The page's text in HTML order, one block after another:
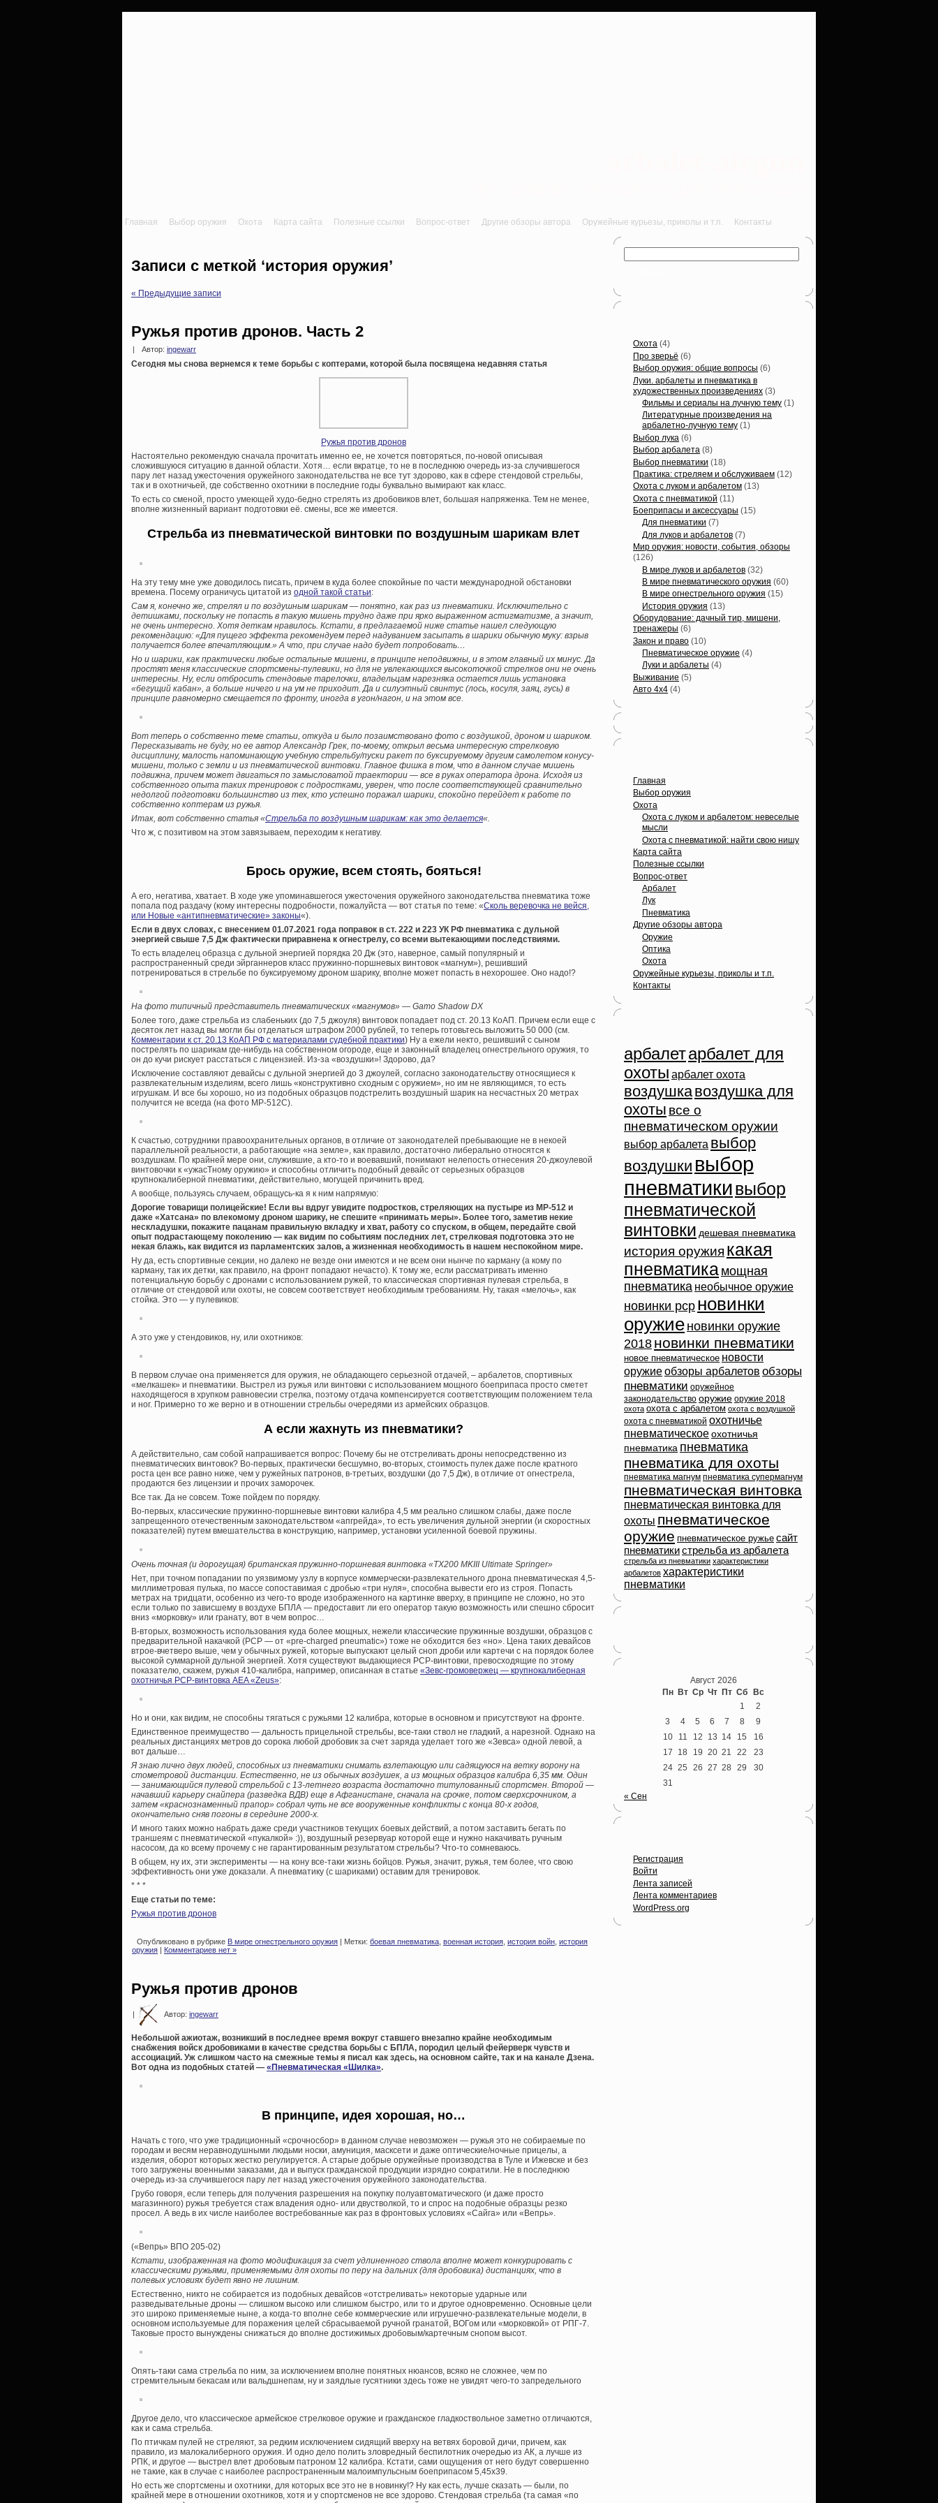
Главная Выбор оружия Охота Карта сайта Полезные ссылки Вопрос-ответ Другие обзоры автора Оружейные курьезы, приколы и т.п. Контакты
Записи с меткой ‘история оружия’
« Предыдущие записи
Ружья против дронов. Часть 2
Автор: ingewarr
Сегодня мы снова вернемся к теме борьбы с коптерами, которой была посвящена недавняя статья
Ружья против дронов
Настоятельно рекомендую сначала прочитать именно ее, не хочется повторяться, по-новой описывая
сложившуюся ситуацию в данной области. Хотя… если вкратце, то не в последнюю очередь из-за случившегося
пару лет назад ужесточения оружейного законодательства не все тут здорово, как в сфере стендовой стрельбы,
так и в охотничьей, где собственно охотники в последние годы буквально вымирают как класс.
То есть со сменой, просто умеющей худо-бедно стрелять из дробовиков влет, большая напряженка. Тем не менее,
вполне жизненный вариант подготовки её. смены, все же имеется.
Стрельба из пневматической винтовки по воздушным шарикам влет
На эту тему мне уже доводилось писать, причем в куда более спокойные по части международной обстановки
времена. Посему ограничусь цитатой из одной такой статьи:
Сам я, конечно же, стрелял и по воздушным шарикам — понятно, как раз из пневматики. Исключительно с
детишками, поскольку не попасть в такую мишень трудно даже при ярко выраженном астигматизме, а значит,
не очень интересно. Хотя деткам нравилось. Кстати, в предлагаемой ниже статье нашел следующую
рекомендацию: «Для пущего эффекта рекомендуем перед надуванием засыпать в шарики обычную муку: взрыв
получается более впечатляющим.» А что, при случае надо будет попробовать…
Но и шарики, как практически любые остальные мишени, в принципе неподвижны, и в этом главный их минус. Да
простят меня классические спортсмены-пулевики, но для не увлекающихся высокоточкой стрелков они не очень
интересны. Ну, если отбросить стендовые тарелочки, владельцам нарезняка остается лишь установка
«бегущий кабан», а больше ничего и на ум не приходит. Да и силуэтный свинтус (лось, косуля, заяц, гусь) в
принципе равномерно смещается по фронту, иногда в угон/нагон, и на этом все.
Вот теперь о собственно теме статьи, откуда и было позаимствовано фото с воздушкой, дроном и шариком.
Пересказывать не буду, но ее автор Александр Грек, по-моему, открыл весьма интересную стрелковую
дисциплину, малость напоминающую учебную стрельбу/пуски ракет по буксируемому другим самолетом конусу-
мишени, только с земли и из пневматической винтовки. Главное фишка в том, что в данном случае мишень
подвижна, причем может двигаться по замысловатой траектории — все в руках оператора дрона. Исходя из
собственного опыта таких тренировок с подростками, уверен, что после соответствующей сравнительно
недолгой подготовки большинство из тех, кто успешно поражал шарики, спокойно перейдет к работе по
собственно коптерам из ружья.
Итак, вот собственно статья «Стрельба по воздушным шарикам: как это делается«.
Что ж, с позитивом на этом завязываем, переходим к негативу.
Брось оружие, всем стоять, бояться!
А его, негатива, хватает. В ходе уже упоминавшегося ужесточения оружейного законодательства пневматика тоже
попала под раздачу (кому интересны подробности, пожалуйста — вот статья по теме: «Сколь веревочка не вейся,
или Новые «антипневматические» законы«).
Если в двух словах, с внесением 01.07.2021 года поправок в ст. 222 и 223 УК РФ пневматика с дульной
энергией свыше 7,5 Дж фактически приравнена к огнестрелу, со всеми вытекающими последствиями.
То есть владелец образца с дульной энергией порядка 20 Дж (это, наверное, самый популярный и
распространенный среди эйрганнеров класс пружинно-поршневых винтовок «магнум»), решивший
потренироваться в стрельбе по буксируемому дроном шарику, вполне может попасть в нехорошее. Оно надо!?
На фото типичный представитель пневматических «магнумов» — Gamo Shadow DX
Более того, даже стрельба из слабеньких (до 7,5 джоуля) винтовок попадает под ст. 20.13 КоАП. Причем если еще с
десяток лет назад вы могли бы отделаться штрафом 2000 рублей, то теперь готовьтесь выложить 50 000 (см.
Комментарии к ст. 20.13 КоАП РФ с материалами судебной практики) Ну а ежели некто, решивший с сыном
пострелять по шарикам где-нибудь на собственном огороде, еще и законный владелец огнестрельного оружия, то
он до кучи рискует расстаться с лицензией. Из-за «воздушки»! Здорово, да?
Исключение составляют девайсы с дульной энергией до 3 джоулей, согласно законодательству относящиеся к
развлекательным изделиям, всего лишь «конструктивно сходным с оружием», но им не являющимся, то есть
игрушкам. И все бы хорошо, но из подобных образцов подстрелить воздушный шарик на несчастных 20 метрах
получится не всегда (на фото МР-512С).
К счастью, сотрудники правоохранительных органов, в отличие от законодателей пребывающие не в некоей
параллельной реальности, а работающие «на земле», как правило, достаточно либерально относятся к
воздушкам. По крайней мере они, служившие, а кто-то и воевавший, понимают нелепость отнесения 20-джоулевой
винтовочки к «ужасТному оружию» и способны отличить подобный девайс от серьезных образцов
крупнокалиберной пневматики, действительно, могущей причинить вред.
А вообще, пользуясь случаем, обращусь-ка я к ним напрямую:
Дорогие товарищи полицейские! Если вы вдруг увидите подростков, стреляющих на пустыре из МР-512 и
даже «Хатсана» по влекомому дроном шарику, не спешите «принимать меры». Более того, заметив некие
нескладушки, покажите пацанам правильную вкладку и хват, работу со спуском, в общем, передайте свой
опыт подрастающему поколению — как видим по событиям последних лет, стрелковая подготовка это не
некая блажь, как видится из парламентских залов, а жизненная необходимость в нашем неспокойном мире.
Ну да, есть спортивные секции, но далеко не везде они имеются и не всем они нынче по карману (а кому по
карману, так их детки, как правило, на фронт попадают нечасто). К тому же, если рассматривать именно
потенциальную борьбу с дронами с использованием ружей, то классическая спортивная пулевая стрельба, в
отличие от стендовой или охоты, не совсем соответствует необходимым требованиям. Ну, такая «мелочь», как
стойка. Это — у пулевиков:
А это уже у стендовиков, ну, или охотников:
В первом случае она применяется для оружия, не обладающего серьезной отдачей, – арбалетов, спортивных
«мелкашек» и пневматики. Выстрел из ружья или винтовки с использованием мощного боеприпаса просто сметет
находящегося в хрупком равновесии стрелка, поэтому отдача компенсируется соответствующим положением тела
и ног. Примерно то же верно и в отношении стрельбы очередями из армейских образцов.
А если жахнуть из пневматики?
А действительно, сам собой напрашивается вопрос: Почему бы не отстреливать дроны непосредственно из
пневматических винтовок? Во-первых, практически бесшумно, во-вторых, стоимость пулек даже после кратного
роста цен все равно ниже, чем у ружейных патронов, в-третьих, воздушки (до 7,5 Дж), в отличие от огнестрела,
продаются без лицензии и прочих заморочек.
Все так. Да не совсем. Тоже пойдем по порядку.
Во-первых, классические пружинно-поршневые винтовки калибра 4,5 мм реально слишком слабы, даже после
запрещенного отечественным законодательством «апгрейда», то есть увеличения дульной энергии (и скоростных
показателей) путем вмешательства в конструкцию, например, установки усиленной боевой пружины.
Очень точная (и дорогущая) британская пружинно-поршневая винтовка «TX200 MKIII Ultimate Springer»
Нет, при точном попадании по уязвимому узлу в корпусе коммерчески-развлекательного дрона пневматическая 4,5-
миллиметровая пулька, по массе сопоставимая с дробью «три нуля», способна вывести его из строя. Попасть
метрах на тридцати, особенно из чего-то вроде изображенного на картинке вверху, в принципе не сложно, но это
если только по зависшему в воздухе БПЛА — предоставит ли его оператор такую возможность или спешно сбросит
вниз «морковку» или гранату, вот в чем вопрос…
В-вторых, возможность использования куда более мощных, нежели классические пружинные воздушки, образцов с
предварительной накачкой (PCP — от «pre-charged pneumatic») тоже не обходится без «но». Цена таких девайсов
втрое-вчетверо выше, чем у обычных ружей, которые выпускают целый сноп дроби или картечи с на порядок более
высокой суммарной дульной энергией. Хотя существуют выдающиеся PCP-винтовки, превосходящие по этому
показателю, скажем, ружья 410-калибра, например, описанная в статье «Зевс-громовержец — крупнокалиберная
охотничья PCP-винтовка AEA «Zeus»:
Но и они, как видим, не способны тягаться с ружьями 12 калибра, которые в основном и присутствуют на фронте.
Единственное преимущество — дальность прицельной стрельбы, все-таки ствол не гладкий, а нарезной. Однако на
реальных дистанциях метров до сорока любой дробовик за счет заряда уделает того же «Зевса» одной левой, а
вот дальше…
Я знаю лично двух людей, способных из пневматики снимать взлетающую или садящуюся на ветку ворону на
стометровой дистанции. Естественно, не из обычных воздушек, а из мощных образцов калибра 6,35 мм. Один
— занимающийся пулевой стрельбой с 13-летнего возраста достаточно титулованный спортсмен. Второй —
начавший карьеру снайпера (разведка ВДВ) еще в Афганистане, сначала на срочке, потом сверхсрочником, а
затем «краснознаменный прапор» собрал чуть не все вооруженные конфликты с конца 80-х годов,
окончательно сняв погоны в середине 2000-х.
И много таких можно набрать даже среди участников текущих боевых действий, а потом заставить бегать по
траншеям с пневматической «пукалкой» :)), воздушный резервуар которой еще и нужно накачивать ручным
насосом, да ко всему прочему с не гарантированным результатом стрельбы? Что-то сомневаюсь.
В общем, ну их, эти эксперименты — на кону все-таки жизнь бойцов. Ружья, значит, ружья, тем более, что свою
эффективность они уже доказали. А пневматику (с шариками) оставим для тренировок.
* * *
Еще статьи по теме:
Ружья против дронов
Опубликовано в рубрике В мире огнестрельного оружия | Метки: боевая пневматика военная история история войн история
оружия
Комментариев нет »
Ружья против дронов
| Автор: ingewarr
Небольшой ажиотаж, возникший в последнее время вокруг ставшего внезапно крайне необходимым
снабжения войск дробовиками в качестве средства борьбы с БПЛА, породил целый фейерверк чувств и
ассоциаций. Уж слишком часто на смежные темы я писал как здесь, на основном сайте, так и на канале Дзена.
Вот одна из подобных статей — «Пневматическая «Шилка».
В принципе, идея хорошая, но…
Начать с того, что уже традиционный «срочносбор» в данном случае невозможен — ружья это не собираемые по
городам и весям неравнодушными людьми носки, амуниция, масксети и даже оптические/ночные прицелы, а
изделия, оборот которых жестко регулируется. А старые добрые оружейные производства в Туле и Ижевске и без
того загружены военными заказами, да и выпуск гражданской продукции изрядно сократили. Не в последнюю
очередь из-за случившегося пару лет назад ужесточения оружейного законодательства.
Грубо говоря, если теперь для получения разрешения на покупку полуавтоматического (и даже просто
магазинного) ружья требуется стаж владения одно- или двустволкой, то и спрос на подобные образцы резко
просел. А ведь в их числе наиболее востребованные как раз в фронтовых условиях «Сайга» или «Вепрь».
(«Вепрь» ВПО 205-02)
Кстати, изображенная на фото модификация за счет удлиненного ствола вполне может конкурировать с
классическими ружьями, применяемыми для охоты по перу на дальних (для дробовика) дистанциях, что в
полевых условиях будет явно не лишним.
Естественно, никто не собирается из подобных девайсов «отстреливать» некоторые ударные или
разведывательные дроны — слишком высоко или слишком быстро, или то и другое одновременно. Основные цели
это широко применяемые ныне, а когда-то вполне себе коммерческие или игрушечно-развлекательные модели, в
основном используемые для поражения целей сбрасываемой ручной гранатой, ВОГом или «морковкой» от РПГ-7.
Таковые просто вынуждены снижаться до вполне достижимых дробовым/картечным снопом высот.
Опять-таки сама стрельба по ним, за исключением вполне понятных нюансов, всяко не сложнее, чем по
стремительным бекасам или вальдшнепам, ну и заядлые гусятники здесь тоже не увидят чего-то запредельного
Другое дело, что классическое армейское стрелковое оружие и гражданское гладкоствольное заметно отличаются,
как и сама стрельба.
По птичкам пулей не стреляют, за редким исключением сидящий вверху на ветвях боровой дичи, причем, как
правило, из малокалиберного оружия. И одно дело полить зловредный беспилотник очередью из АК, а лучше из
РПК, и другое — выстрел влет дробовым патроном 12 калибра. Кстати, сами ощущения от него будут совершенно
не такие, как в случае с наиболее распространенным малоимпульсным боеприпасом 5,45х39.
Но есть же спортсмены и охотники, для которых все это не в новинку!? Ну как есть, лучше сказать — были, по
крайней мере в отношении охотников, хотя и у спортсменов не все здорово. Стендовая стрельба (та самая «по
Охота (4)
Про зверьё (6)
Выбор оружия: общие вопросы (6)
Луки. арбалеты и пневматика в
художественных произведениях (3)
Фильмы и сериалы на лучную тему (1)
Литературные произведения на
арбалетно-лучную тему (1)
Выбор лука (6)
Выбор арбалета (8)
Выбор пневматики (18)
Практика: стреляем и обслуживаем (12)
Охота с луком и арбалетом (13)
Охота с пневматикой (11)
Боеприпасы и аксессуары (15)
Для пневматики (7)
Для луков и арбалетов (7)
Мир оружия: новости, события, обзоры
(126)
В мире луков и арбалетов (32)
В мире пневматического оружия (60)
В мире огнестрельного оружия (15)
История оружия (13)
Оборудование: дачный тир, мишени,
тренажеры (6)
Закон и право (10)
Пневматическое оружие (4)
Луки и арбалеты (4)
Выживание (5)
Авто 4х4 (4)
Главная
Выбор оружия
Охота
Охота с луком и арбалетом: невеселые
мысли
Охота с пневматикой: найти свою нишу
Карта сайта
Полезные ссылки
Вопрос-ответ
Арбалет
Лук
Пневматика
Другие обзоры автора
Оружие
Оптика
Охота
Оружейные курьезы, приколы и т.п.
Контакты
арбалетарбалет для
охоты арбалет охота
воздушкавоздушка для
охоты все о
пневматическом оружии
выбор арбалета выбор
воздушки выбор
пневматикивыбор
пневматической
винтовки дешевая пневматика
история оружия какая
пневматика мощная
пневматика необычное оружие
новинки pcp новинки
оружие новинки оружие
2018 новинки пневматики
новое пневматическое новости
оружиеобзоры арбалетов обзоры
пневматики оружейное
законодательство оружие оружие 2018
охота охота с арбалетом охота с воздушкой
охота с пневматикой охотничье
пневматическое охотничья
пневматика пневматика
пневматика для охоты
пневматика магнум пневматика супермагнум
пневматическая винтовка
пневматическая винтовка для
охоты пневматическое
оружие пневматическое ружье сайт
пневматикистрельба из арбалета
стрельба из пневматики характеристики
арбалетов характеристики
пневматики
Август 2026
Пн Вт Ср Чт Пт Сб Вс
1
2
3
4 5 6 7 8
9
10
11 12 13 14 15
16
17
18 19 20 21 22
23
24 25 26 27 28 29
30
31
« Сен
Регистрация
Войти
Лента записей
Лента комментариев
WordPress.org